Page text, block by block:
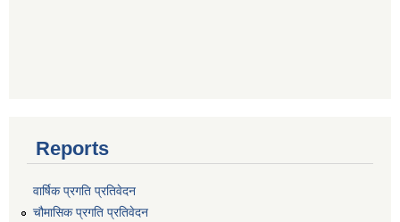
Reports
वार्षिक प्रगति प्रतिवेदन
चौमासिक प्रगति प्रतिवेदन